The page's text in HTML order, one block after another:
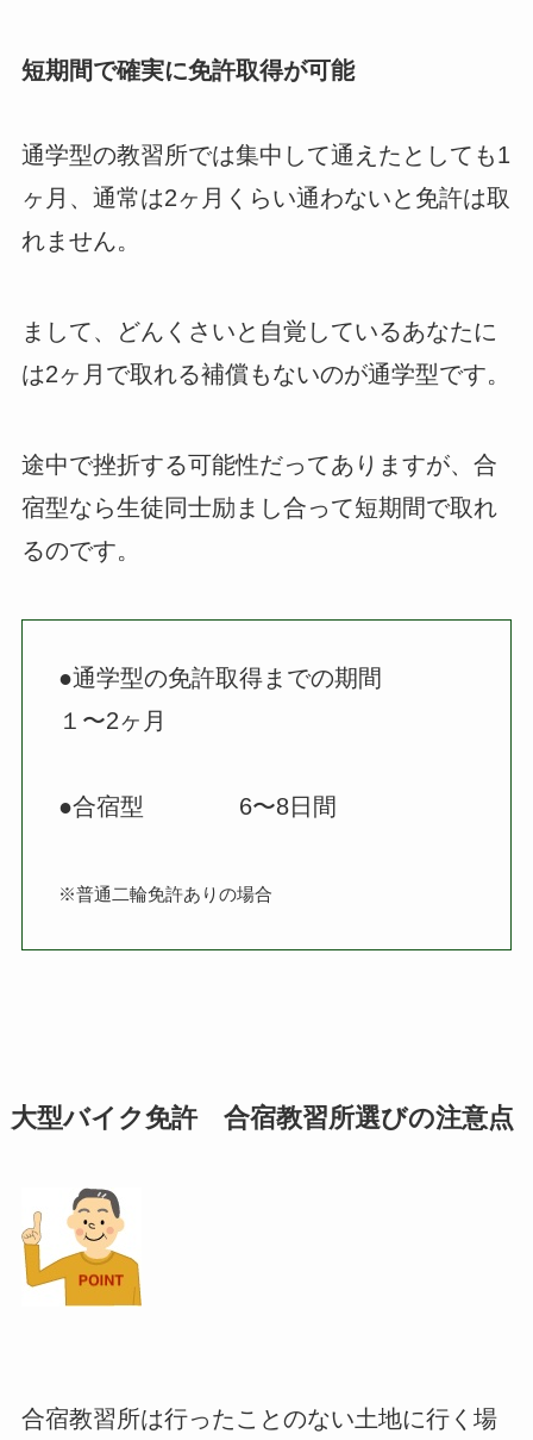
短期間で確実に免許取得が可能
通学型の教習所では集中して通えたとしても1
ヶ月、通常は2ヶ月くらい通わないと免許は取
れません。
まして、どんくさいと自覚しているあなたに
は2ヶ月で取れる補償もないのが通学型です。
途中で挫折する可能性だってありますが、合
宿型なら生徒同士励まし合って短期間で取れ
るのです。
●通学型の免許取得までの期間
１〜2ヶ月
●合宿型 6〜8日間
※普通二輪免許ありの場合
大型バイク免許 合宿教習所選びの注意点
合宿教習所は行ったことのない土地に行く場